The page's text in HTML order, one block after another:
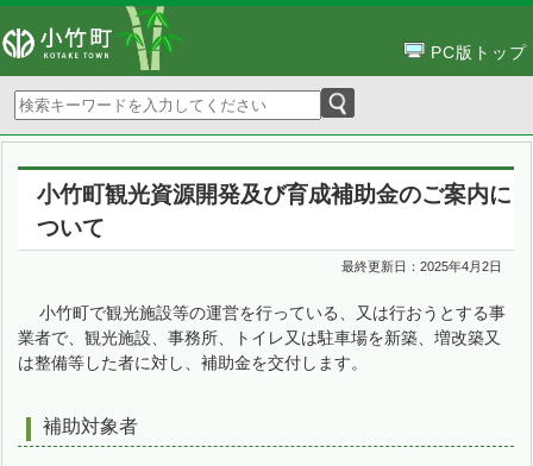
PC版トップ
小竹町観光資源開発及び育成補助金のご案内に
ついて
最終更新日：2025年4月2日
小竹町で観光施設等の運営を行っている、又は行おうとする事
業者で、観光施設、事務所、トイレ又は駐車場を新築、増改築又
は整備等した者に対し、補助金を交付します。
補助対象者